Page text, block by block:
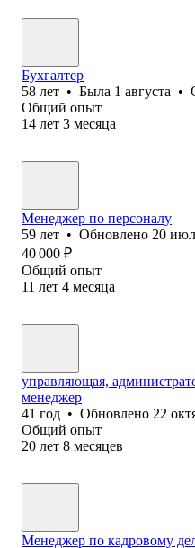
Бухгалтер
58 лет • Была 1 августа •
Общий опыт
14 лет 3 месяца
Менеджер по персоналу
59 лет • Обновлено 20
40 000 ₽
Общий опыт
11 лет 4 месяца
управляющая,
менеджер
41 год • Обновлено 22
Общий опыт
20 лет 8 месяцев
Менеджер по кадровому